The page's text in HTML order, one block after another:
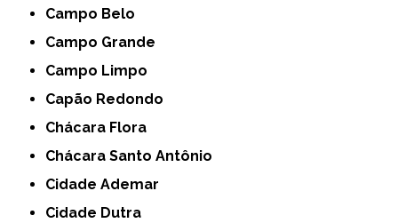
Campo Belo
Campo Grande
Campo Limpo
Capão Redondo
Chácara Flora
Chácara Santo Antônio
Cidade Ademar
Cidade Dutra